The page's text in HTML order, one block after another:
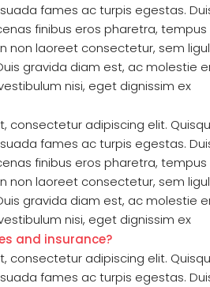
fames ac turpis egestas.
finibus eros pharetra,
non laoreet consectetur, sem
gravida diam est, ac
nisi, eget dignissim ex
consectetur adipiscing elit.
fames ac turpis egestas.
finibus eros pharetra,
non laoreet consectetur, sem
gravida diam est, ac
nisi, eget dignissim ex
and insurance?
consectetur adipiscing elit.
fames ac turpis egestas.